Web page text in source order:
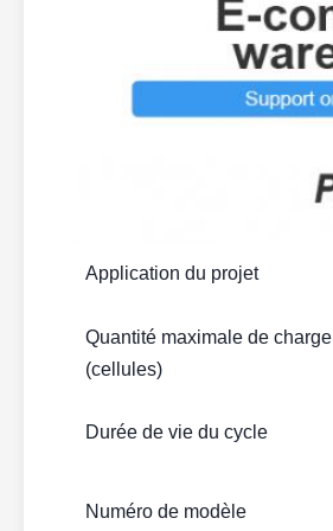
Application du projet
Quantité maximale de charge
(cellules)
Durée de vie du cycle
Numéro de modèle